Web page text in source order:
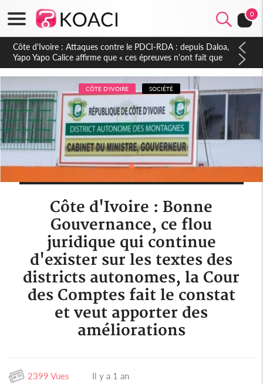
0
Côte d'Ivoire : Le Colonel-Major Fofié Kouakou est décédé,
l'armée perd une figure de la 2e Région militaire
CÔTE D'IVOIRE SOCIÉTÉ
Côte d'Ivoire : Bonne
Gouvernance, ce flou
juridique qui continue
d'exister sur les textes des
districts autonomes, la Cour
des Comptes fait le constat
et veut apporter des
améliorations
2399 Vues Il y a 1 an